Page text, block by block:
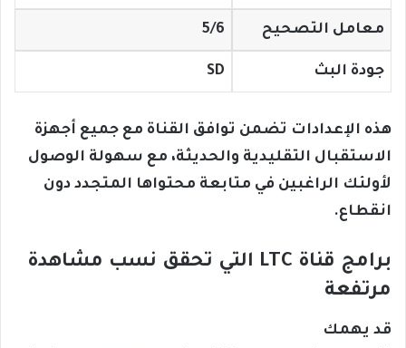
معامل التصحيح 5/6
جودة البث SD
هذه الإعدادات تضمن توافق القناة مع جميع أجهزة
الاستقبال التقليدية والحديثة، مع سهولة الوصول
لأولئك الراغبين في متابعة محتواها المتجدد دون
انقطاع.
برامج قناة LTC التي تحقق نسب مشاهدة
مرتفعة
قد يهمك